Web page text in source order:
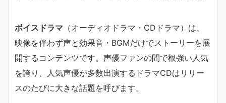
ボイスドラマ （オーディオドラマ・CDドラマ）は、
映像を伴わず声と効果音・BGMだけでストーリーを展
開するコンテンツです。声優ファンの間で根強い人気
を誇り、人気声優が多数出演するドラマCDはリリー
スのたびに大きな話題を呼びます。